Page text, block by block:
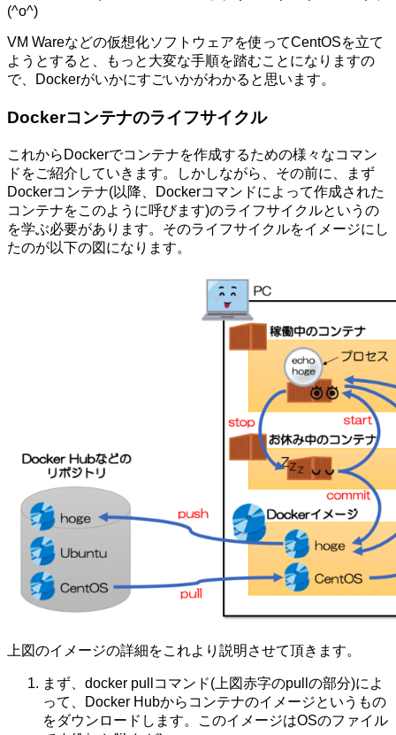
(^o^)
VM Wareなどの仮想化ソフトウェアを使ってCentOSを立て
ようとすると、もっと大変な手順を踏むことになりますの
で、Dockerがいかにすごいかがわかると思います。
Dockerコンテナのライフサイクル
これからDockerでコンテナを作成するための様々なコマン
ドをご紹介していきます。しかしながら、その前に、まず
Dockerコンテナ(以降、Dockerコマンドによって作成された
コンテナをこのように呼びます)のライフサイクルというの
を学ぶ必要があります。そのライフサイクルをイメージにし
たのが以下の図になります。
上図のイメージの詳細をこれより説明させて頂きます。
まず、docker pullコマンド(上図赤字のpullの部分)によ
って、Docker Hubからコンテナのイメージというもの
をダウンロードします。このイメージはOSのファイル